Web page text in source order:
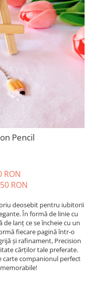
Pencil
RON
RON
deosebit pentru iubitorii
În formă de linie cu
lanț ce se încheie cu un
fiecare pagină într-o
și rafinament, Precision
cărților tale preferate.
carte companionul perfect